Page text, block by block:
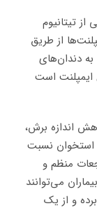
تیتانیوم
از طریق
دندان‌های
ایمپلنت است
اندازه برش،
استخوان نسبت
منظم و
می‌توانند
و از یک